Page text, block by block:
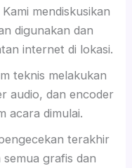
Kami mendiskusikan
digunakan dan
internet di lokasi.
teknis melakukan
audio, dan encoder
acara dimulai.
terakhir
grafis dan